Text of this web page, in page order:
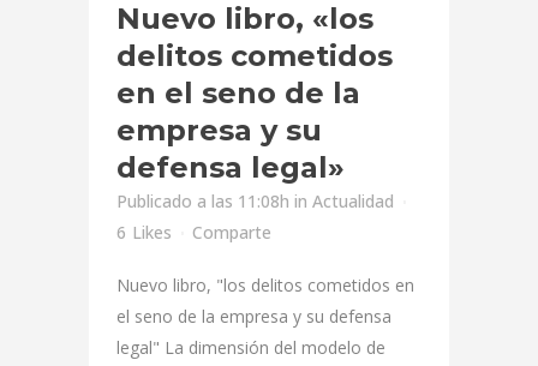
Nuevo libro, «los
delitos cometidos
en el seno de la
empresa y su
defensa legal»
Publicado a las 11:08h in Actualidad
6 Likes Comparte
Nuevo libro, "los delitos cometidos en
el seno de la empresa y su defensa
legal" La dimensión del modelo de